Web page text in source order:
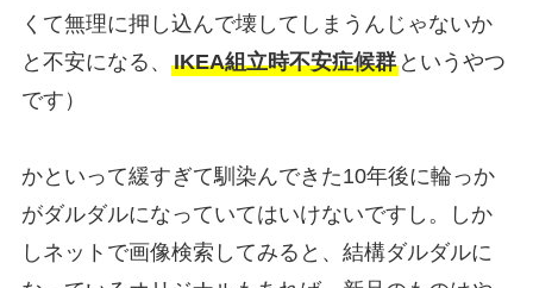
くて無理に押し込んで壊してしまうんじゃないか
と不安になる、 IKEA組立時不安症候群というやつ
です）
かといって緩すぎて馴染んできた10年後に輪っか
がダルダルになっていてはいけないですし。しか
しネットで画像検索してみると、結構ダルダルに